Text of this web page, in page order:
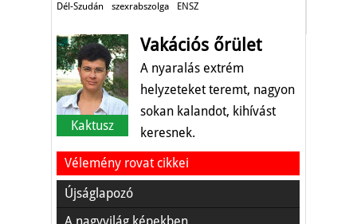
Dél-Szudán szexrabszolga ENSZ
Kaktusz
Vakációs őrület
A nyaralás extrém
helyzeteket teremt, nagyon
sokan kalandot, kihívást
keresnek.
Vélemény rovat cikkei
Újságlapozó